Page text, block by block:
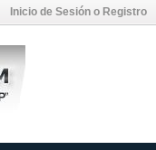
Inicio de Sesión o Registro